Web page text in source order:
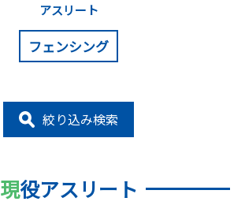
アスリート
フェンシング
絞り込み検索
現役アスリート